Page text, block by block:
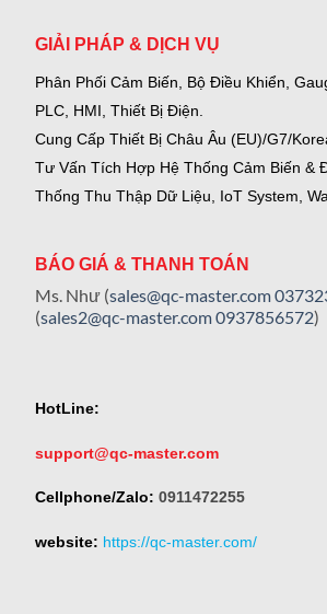
GIẢI PHÁP & DỊCH VỤ
Phân Phối Cảm Biến, Bộ Điều Khiển,
PLC, HMI, Thiết Bị Điện.
Cung Cấp Thiết Bị Châu Âu (EU)/G7/
Tư Vấn Tích Hợp Hệ Thống Cảm Biến &
Thống Thu Thập Dữ Liệu, IoT System,
BÁO GIÁ & THANH TOÁN
Ms. Như (sales@qc-master.com
(sales2@qc-master.com0937856572)
HotLine:
support@qc-master.com
Cellphone/Zalo: 0911472255
website: https://qc-master.com/